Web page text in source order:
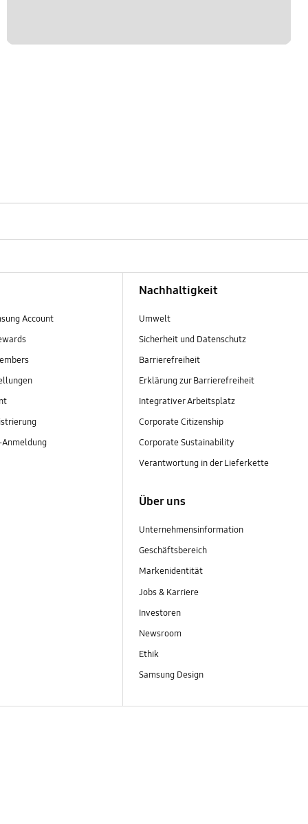
Account
Nachhaltigkeit
Umwelt
Sicherheit und Datenschutz
Barrierefreiheit
Erklärung zur Barrierefreiheit
Integrativer Arbeitsplatz
Corporate Citizenship
Corporate Sustainability
Verantwortung in der Lieferkette
Über uns
Unternehmensinformation
Geschäftsbereich
Markenidentität
Jobs & Karriere
Investoren
Newsroom
Ethik
Samsung Design